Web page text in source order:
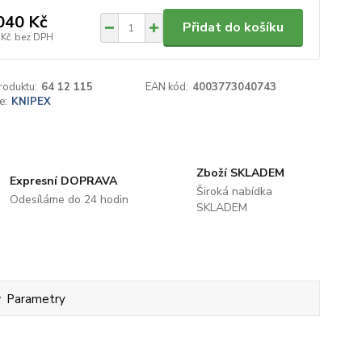
Kč
bez DPH
Přidat do košíku
64 12 115 EAN kód: 4003773040743
KNIPEX
Expresní DOPRAVA
Odesíláme do 24 hodin
Zboží SKLADEM
Široká nabídka
SKLADEM
Parametry